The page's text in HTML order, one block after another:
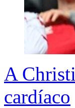
A
cardíaco